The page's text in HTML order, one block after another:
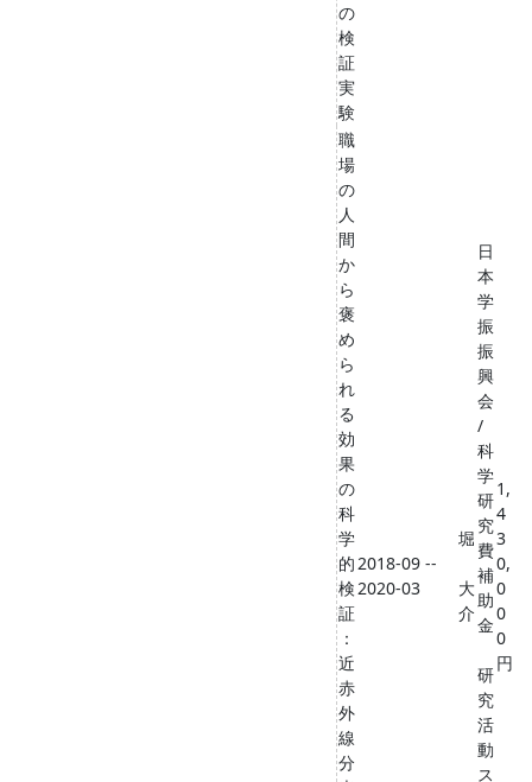
の
検
証
実
験
職
場
の
人
間
か
ら
褒
め
ら
れ
る
効
果
の
科
学
的
検
証
：
近
赤
外
線
分
2018-09 --
2020-03
堀
大
介
日
本
学
振
振
興
会
/
科
学
研
究
費
補
助
金
研
究
活
動
ス
1,
4
3
0,
0
0
0
円